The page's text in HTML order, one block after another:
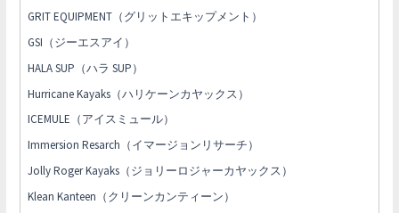
GRIT EQUIPMENT（グリットエキップメント）
GSI（ジーエスアイ）
HALA SUP（ハラ SUP）
Hurricane Kayaks（ハリケーンカヤックス）
ICEMULE（アイスミュール）
Immersion Resarch（イマージョンリサーチ）
Jolly Roger Kayaks（ジョリーロジャーカヤックス）
Klean Kanteen（クリーンカンティーン）